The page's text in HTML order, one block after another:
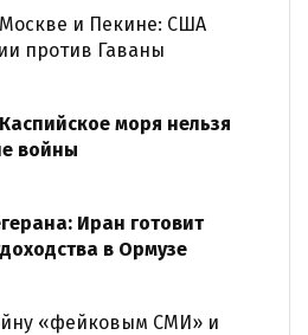
и Пекине: США
против Гаваны
моря нельзя
войны
Иран готовит
в Ормузе
«фейковым СМИ» и